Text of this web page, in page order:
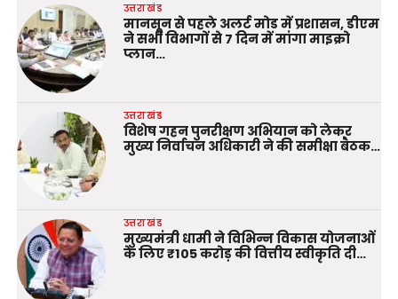
उत्तराखंड
मानसून से पहले अलर्ट मोड में प्रशासन, डीएम
ने सभी विभागों से 7 दिन में मांगा माइक्रो
प्लान…
उत्तराखंड
विशेष गहन पुनरीक्षण अभियान को लेकर
मुख्य निर्वाचन अधिकारी ने की समीक्षा बैठक…
उत्तराखंड
मुख्यमंत्री धामी ने विभिन्न विकास योजनाओं
के लिए ₹105 करोड़ की वित्तीय स्वीकृति दी…